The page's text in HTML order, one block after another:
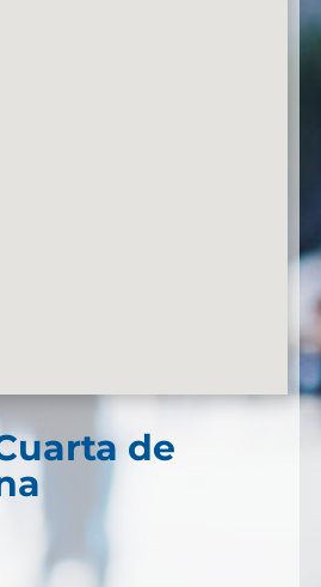
de